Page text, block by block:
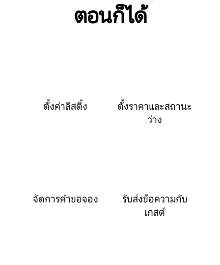
ตอนก็ได้
ตั้งค่าลิสติ้ง
ตั้งราคาและสถานะ
ว่าง
จัดการคำขอจอง
รับส่งข้อความกับ
เกสต์